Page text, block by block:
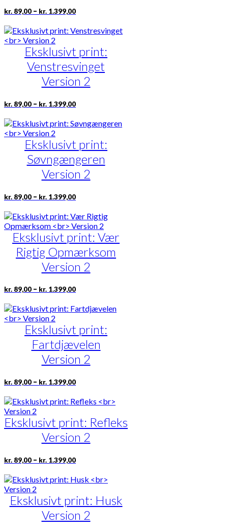
kr. 89,00 – kr. 1.399,00Prisinterval:
til
kr. 1.399,00
Dette
har
varianter.
Mulighederne
kan
vælges
på
Eksklusivt print:
Venstresvinget
Version 2
kr. 89,00 – kr. 1.399,00Prisinterval:
kr. 1.399,00
Dette
har
varianter.
Mulighederne
kan
vælges
på
Eksklusivt print:
Søvngængeren
Version 2
kr. 89,00 – kr. 1.399,00Prisinterval:
til
kr. 1.399,00
Dette
har
flere
varianter.
Mulighederne
kan
vælges
på
Eksklusivt print: Vær
Rigtig Opmærksom
Version 2
kr. 89,00 – kr. 1.399,00Prisinterval:
til
kr. 1.399,00
Dette
har
varianter.
Mulighederne
kan
vælges
på
Eksklusivt print:
Fartdjævelen
Version 2
kr. 89,00 – kr. 1.399,00Prisinterval:
til
kr. 1.399,00
Dette
har
varianter.
Mulighederne
kan
på
Eksklusivt print: Refleks
Version 2
kr. 89,00 – kr. 1.399,00Prisinterval:
til
kr. 1.399,00
Dette
har
varianter.
Mulighederne
kan
Eksklusivt print: Husk
Version 2